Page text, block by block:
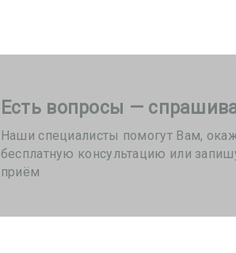
Есть вопросы —
Наши специалисты помогут Вам,
бесплатную консультацию или
приём